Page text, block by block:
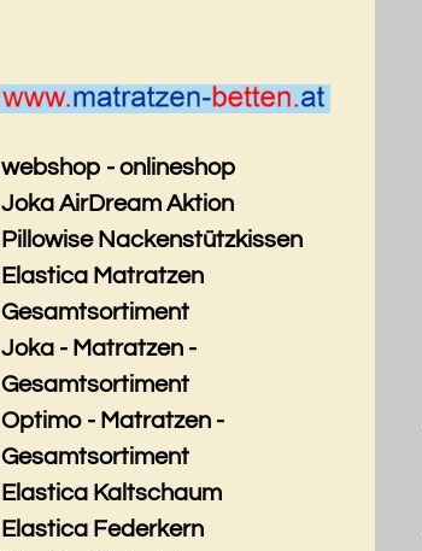
webshop - onlineshop
Joka AirDream Aktion
Pillowise Nackenstützkissen
Elastica Matratzen
Gesamtsortiment
Joka - Matratzen -
Gesamtsortiment
Optimo - Matratzen -
Gesamtsortiment
Elastica Kaltschaum
Elastica Federkern